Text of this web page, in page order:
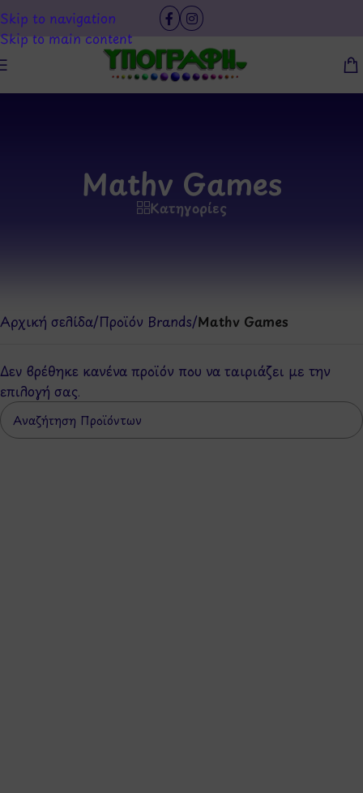
Skip to navigation
Skip to main content
Mathv Games
Κατηγορίες
Αρχική σελίδα/Προϊόν Brands/Mathv Games
Δεν βρέθηκε κανένα προϊόν που να ταιριάζει με την
επιλογή σας.